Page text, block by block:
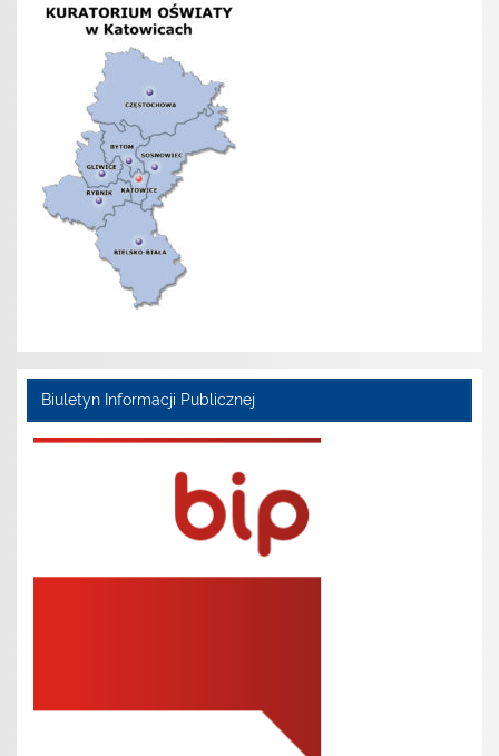
Biuletyn Informacji Publicznej